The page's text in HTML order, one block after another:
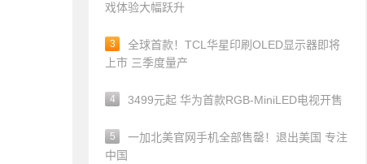
戏体验大幅跃升
3
全球首款！TCL华星印刷OLED显示器即将
上市 三季度量产
4 3499元起 华为首款RGB-MiniLED电视开售
5
一加北美官网手机全部售罄！退出美国 专注
中国